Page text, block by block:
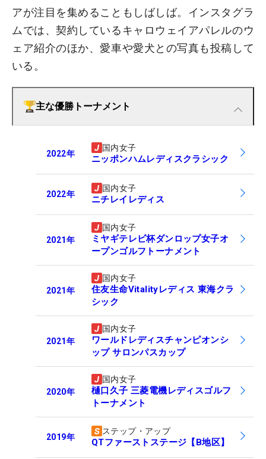
アが注目を集めることもしばしば。インスタグラ
ムでは、契約しているキャロウェイアパレルのウ
ェア紹介のほか、愛車や愛犬との写真も投稿して
いる。
主な優勝トーナメント
2022年
国内女子
ニッポンハムレディスクラシック
2022年
国内女子
ニチレイレディス
2021年
国内女子
ミヤギテレビ杯ダンロップ女子オ
ープンゴルフトーナメント
2021年
国内女子
住友生命Vitalityレディス 東海クラ
シック
2021年
国内女子
ワールドレディスチャンピオンシ
ップ サロンパスカップ
2020年
国内女子
樋口久子 三菱電機レディスゴルフ
トーナメント
2019年
ステップ・アップ
QTファーストステージ【B地区】